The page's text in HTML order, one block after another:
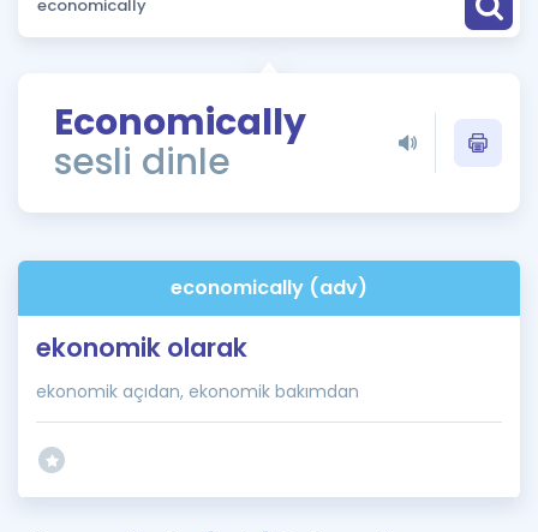
Puan Hesaplama
ÖSYM Sınav Takvimi
Kampanyalar
İngilizce Gramer
Economically
sesli dinle
economically (adv)
ekonomik olarak
ekonomik açıdan, ekonomik bakımdan